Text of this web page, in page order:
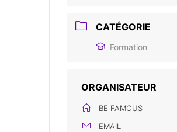
CATÉGORIE
Formation
ORGANISATEUR
BE FAMOUS
EMAIL